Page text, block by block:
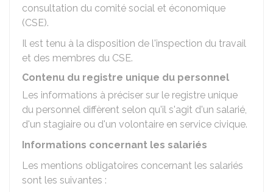
consultation du comité social et économique
(CSE).
Il est tenu à la disposition de l'inspection du travail
et des membres du CSE.
Contenu du registre unique du personnel
Les informations à préciser sur le registre unique
du personnel diffèrent selon qu'il s'agit d'un salarié,
d'un stagiaire ou d'un volontaire en service civique.
Informations concernant les salariés
Les mentions obligatoires concernant les salariés
sont les suivantes :